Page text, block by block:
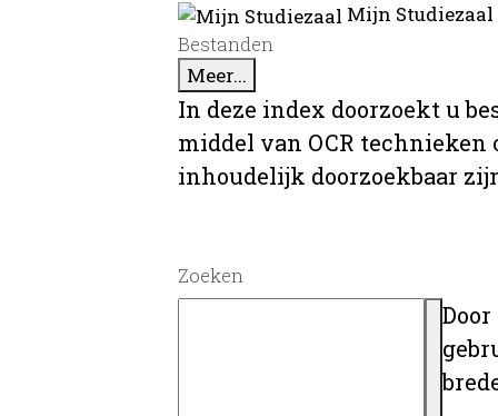
Mijn
Bestanden
Meer...
In deze index doorzoekt u
middel van OCR
inhoudelijk doorzoekbaar
Zoeken